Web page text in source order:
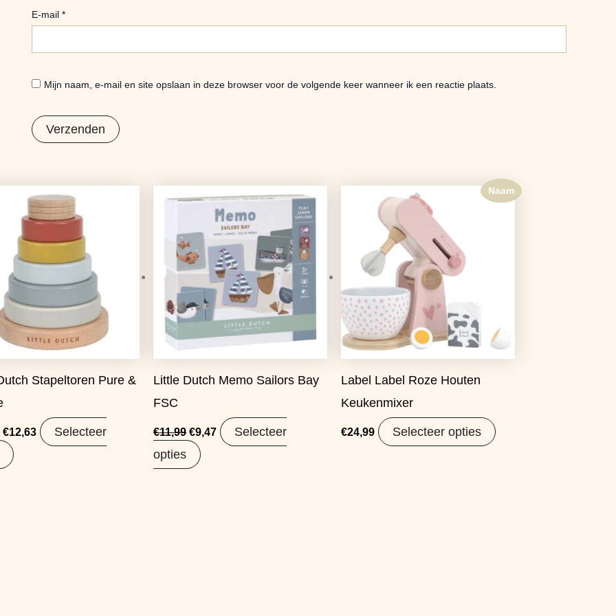
E-mail *
Mijn naam, e-mail en site opslaan in deze browser voor de volgende keer wanneer ik een reactie plaats.
Stapeltoren Pure &
Oorspronkelijke
was:
€15,99.
€12,63
Huidige
prijs
is:
Selecteer
Little Dutch Memo Sailors Bay
FSC
€11,99
Oorspronkelijke
€11,99.
€9,47
prijs
is:
€9,47.
Selecteer
opties
Naam
Label Label Roze Houten
Keukenmixer
€24,99 Selecteer opties